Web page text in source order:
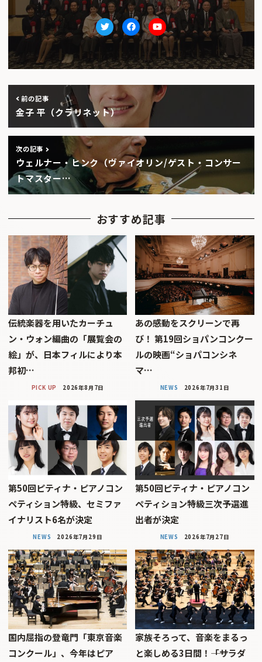
TwitterfacebookYoutube
前の記事
金子 平（クラリネット）
次の記事
ウェルナー・ヒンク（ヴァイオリン/ゲスト・コンサー
トマスター…
おすすめ記事
伝統楽器を用いたカーチュ
ン・ウォン編曲の「展覧会の
絵」が、日本フィルにより本
邦初…
PICK UP 2026年8月7日
あの感動をスクリーンで再
び！ 第19回ショパンコンクー
ルの映画“ショパコンシネ
マ…
NEWS 2026年7月31日
第50回ピティナ・ピアノコン
ペティション特級、セミファ
イナリスト6名が決定
NEWS 2026年7月29日
第50回ピティナ・ピアノコン
ペティション特級三次予選進
出者が決定
NEWS 2026年7月27日
国内屈指の登竜門「東京音楽
コンクール」、今年はピア
家族そろって、音楽をまるっ
と楽しめる3日間！――「サラダ